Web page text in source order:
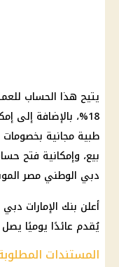
يتيح هذا الحساب
18%، بالإضافة إلى
بيع، وإمكانية فتح
دبي الوطني مصر
أعلن بنك الإمارات
يُقدم عائدًا يوميًا يصل إلى 18%، وهو "الحساب
المستندات